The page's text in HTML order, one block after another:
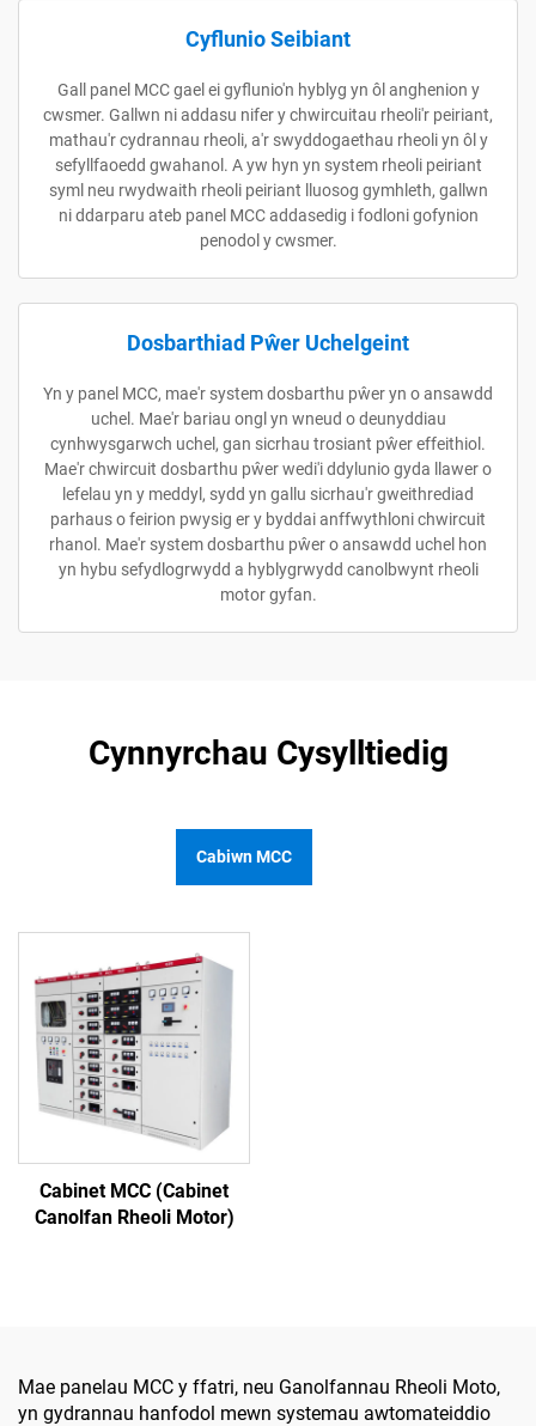
Cyflunio Seibiant
Gall panel MCC gael ei gyflunio'n hyblyg yn ôl anghenion y
cwsmer. Gallwn ni addasu nifer y chwircuitau rheoli'r peiriant,
mathau'r cydrannau rheoli, a'r swyddogaethau rheoli yn ôl y
sefyllfaoedd gwahanol. A yw hyn yn system rheoli peiriant
syml neu rwydwaith rheoli peiriant lluosog gymhleth, gallwn
ni ddarparu ateb panel MCC addasedig i fodloni gofynion
penodol y cwsmer.
Dosbarthiad Pŵer Uchelgeint
Yn y panel MCC, mae'r system dosbarthu pŵer yn o ansawdd
uchel. Mae'r bariau ongl yn wneud o deunyddiau
cynhwysgarwch uchel, gan sicrhau trosiant pŵer effeithiol.
Mae'r chwircuit dosbarthu pŵer wedi'i ddylunio gyda llawer o
lefelau yn y meddyl, sydd yn gallu sicrhau'r gweithrediad
parhaus o feirion pwysig er y byddai anffwythloni chwircuit
rhanol. Mae'r system dosbarthu pŵer o ansawdd uchel hon
yn hybu sefydlogrwydd a hyblygrwydd canolbwynt rheoli
motor gyfan.
Cynnyrchau Cysylltiedig
Cabiwn MCC
Cabinet MCC (Cabinet
Canolfan Rheoli Motor)
Mae panelau MCC y ffatri, neu Ganolfannau Rheoli Moto,
yn gydrannau hanfodol mewn systemau awtomateiddio